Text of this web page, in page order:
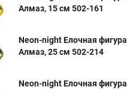
Алмаз, 15 см 502-161
Neon-night Елочная фигура
Алмаз, 25 см 502-214
Neon-night Елочная фигура